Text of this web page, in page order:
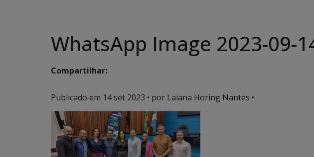
WhatsApp Image 2023-09-
Compartilhar:
Publicado em 14 set 2023 • por Laiana Horing Nantes •